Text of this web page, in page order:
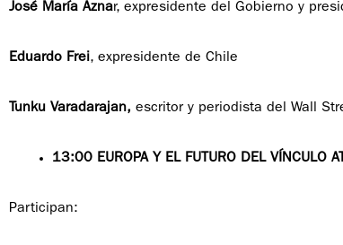
José María Aznar, expresidente del Gobierno y
Eduardo Frei, expresidente de Chile
Tunku Varadarajan, escritor y periodista del Wall
13:00 EUROPA Y EL FUTURO DEL VÍNCULO
Participan: